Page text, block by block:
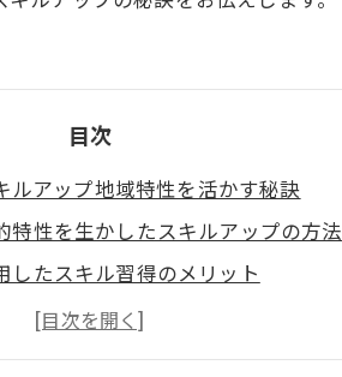
目次
ルアップ地域特性を活かす秘訣
特性を生かしたスキルアップの方法
したスキル習得のメリット
の産業に適したスキルとは
した効果的なスキルアップ戦略